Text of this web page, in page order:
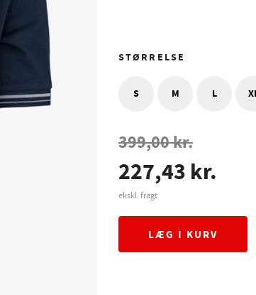
STØRRELSE
S M L
399,00 kr.
227,43 kr.
ekskl. fragt
LÆG I KURV